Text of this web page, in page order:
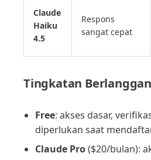
Claude
Haiku
4.5
Respons
sangat cepat
Tingkatan
Free: akses dasar,
diperlukan saat
Claude Pro($20/bulan):